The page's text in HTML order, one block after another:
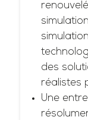
des
réalistes
Une